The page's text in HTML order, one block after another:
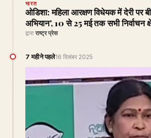
भारत
ओडिशा: महिला आरक्षण विधेयक में देरी पर
अभियान', 10 से 25 मई तक सभी निर्वाचन
द्वारा राष्ट्र प्रेस
7 महीने पहले16 दिसंबर 2025